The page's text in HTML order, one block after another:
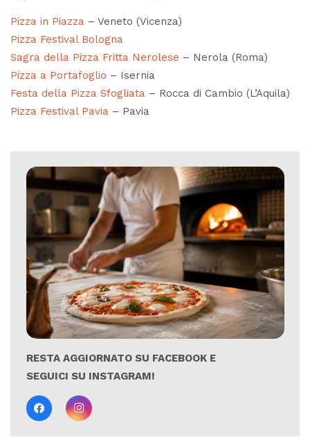
Pizza in Piazza – Veneto (Vicenza)
Pizza Festival Bologna
Sagra della Pizza Fritta Nerolese – Nerola (Roma)
Pizza a Portafoglio – Isernia
Festa della Pizza Sfogliata – Rocca di Cambio (L’Aquila)
Pizza Festival Pavia – Pavia
RESTA AGGIORNATO SU FACEBOOK E
SEGUICI SU INSTAGRAM!